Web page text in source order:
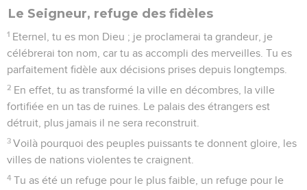
Le Seigneur, refuge des fidèles
1 Eternel, tu es mon Dieu ; je proclamerai ta grandeur, je
célébrerai ton nom, car tu as accompli des merveilles. Tu es
parfaitement fidèle aux décisions prises depuis longtemps.
2 En effet, tu as transformé la ville en décombres, la ville
fortifiée en un tas de ruines. Le palais des étrangers est
détruit, plus jamais il ne sera reconstruit.
3 Voilà pourquoi des peuples puissants te donnent gloire, les
villes de nations violentes te craignent.
4 Tu as été un refuge pour le plus faible, un refuge pour le